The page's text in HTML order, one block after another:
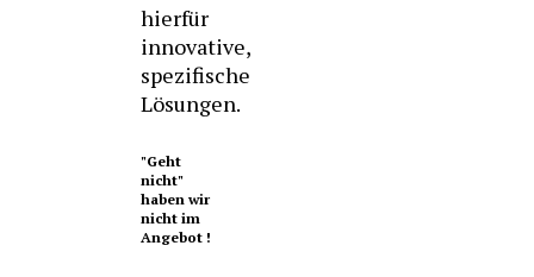
hierfür
innovative,
spezifische
Lösungen.
"Geht
nicht"
haben wir
nicht im
Angebot !